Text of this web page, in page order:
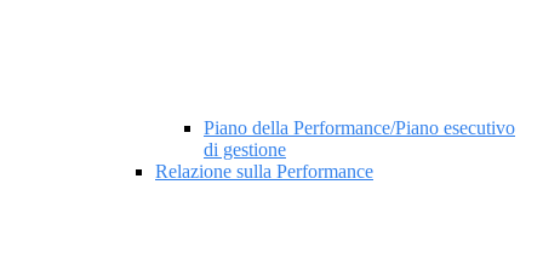
Piano della Performance/Piano esecutivo
di gestione
Relazione sulla Performance